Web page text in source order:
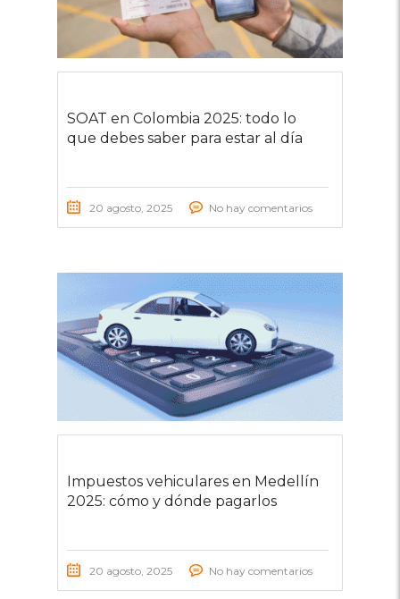
SOAT en Colombia 2025: todo lo
que debes saber para estar al día
20 agosto, 2025 No hay comentarios
Impuestos vehiculares en Medellín
2025: cómo y dónde pagarlos
20 agosto, 2025 No hay comentarios